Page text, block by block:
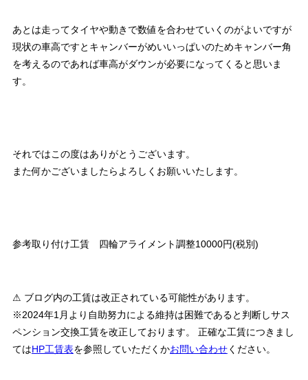
あとは走ってタイヤや動きで数値を合わせていくのがよいですが
現状の車高ですとキャンバーがめいいっぱいのためキャンバー角
を考えるのであれば車高がダウンが必要になってくると思いま
す。
それではこの度はありがとうございます。
また何かございましたらよろしくお願いいたします。
参考取り付け工賃 四輪アライメント調整10000円(税別)
⚠ ブログ内の工賃は改正されている可能性があります。
※2024年1月より自助努力による維持は困難であると判断しサス
ペンション交換工賃を改正しております。 正確な工賃につきまし
てはHP工賃表を参照していただくかお問い合わせください。